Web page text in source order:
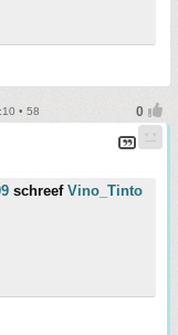
• 58
schreef Vino_Tinto